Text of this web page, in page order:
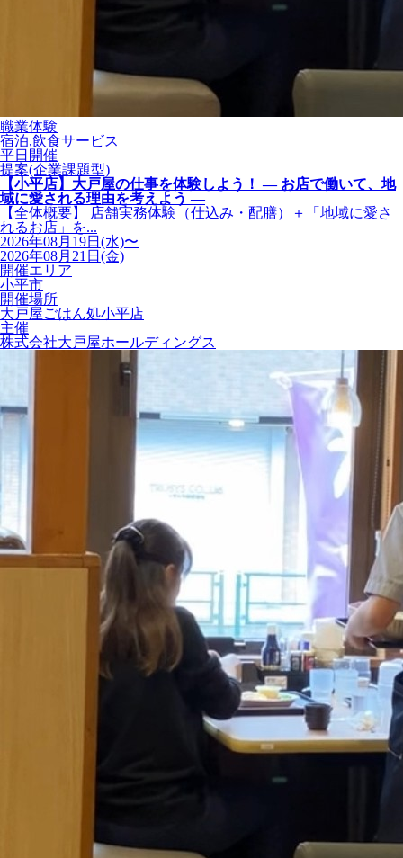
職業体験
宿泊,飲食サービス
平日開催
提案(企業課題型)
【小平店】大戸屋の仕事を体験しよう！ ― お店で働いて、地
域に愛される理由を考えよう ―
【全体概要】 店舗実務体験（仕込み・配膳）＋「地域に愛さ
れるお店」を...
2026年08月19日(水)〜
2026年08月21日(金)
開催エリア
小平市
開催場所
大戸屋ごはん処小平店
主催
株式会社大戸屋ホールディングス